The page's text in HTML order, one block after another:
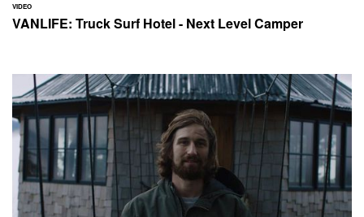
VIDEO
VANLIFE: Truck Surf Hotel - Next Level Camper